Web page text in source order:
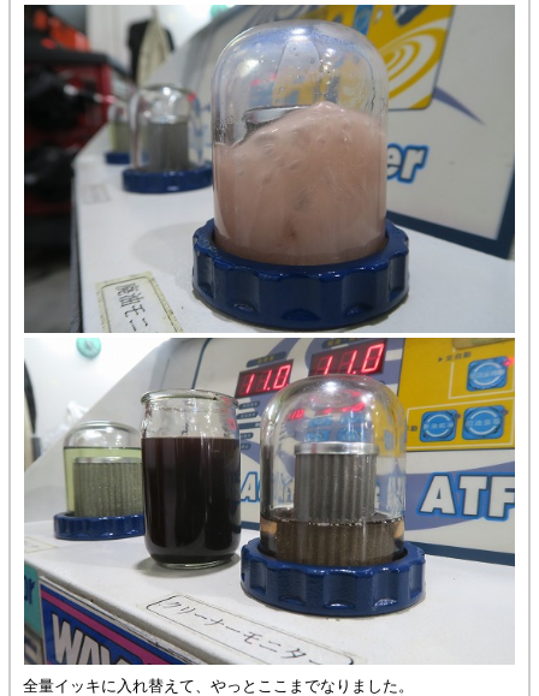
全量イッキに入れ替えて、やっとここまでなりました。